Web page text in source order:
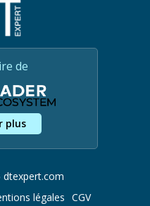
de
plus
légales CGV